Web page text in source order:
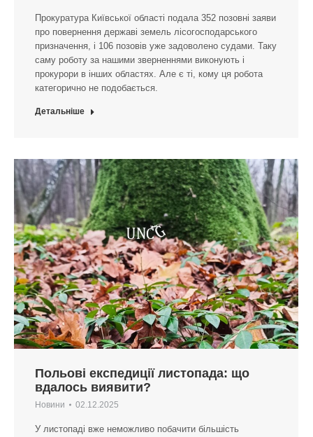
Прокуратура Київської області подала 352 позовні заяви
про повернення державі земель лісогосподарського
призначення, і 106 позовів уже задоволено судами. Таку
саму роботу за нашими зверненнями виконують і
прокурори в інших областях. Але є ті, кому ця робота
категорично не подобається.
Детальніше
Польові експедиції листопада: що
вдалось виявити?
Новини 02.12.2025
У листопаді вже неможливо побачити більшість